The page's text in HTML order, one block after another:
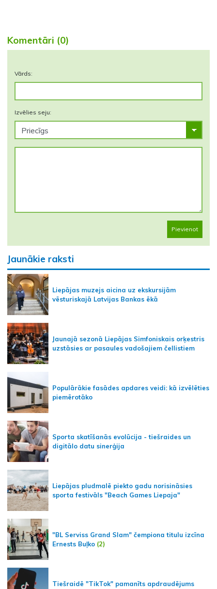
Komentāri (0)
Vārds:
Izvēlies seju:
Pievienot
Jaunākie raksti
Liepājas muzejs aicina uz ekskursijām
vēsturiskajā Latvijas Bankas ēkā
Jaunajā sezonā Liepājas Simfoniskais orķestris
uzstāsies ar pasaules vadošajiem čellistiem
Populārākie fasādes apdares veidi: kā izvēlēties
piemērotāko
Sporta skatīšanās evolūcija - tiešraides un
digitālo datu sinerģija
Liepājas pludmalē piekto gadu norisināsies
sporta festivāls "Beach Games Liepaja"
"BL Serviss Grand Slam" čempiona titulu izcīna
Ernests Buļko (2)
Tiešraidē "TikTok" pamanīts apdraudējums